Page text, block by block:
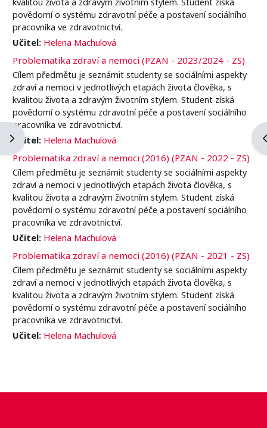
Ouvrir le tiroir des blocs
povědomí o systému zdravotní péče a postavení sociálního
pracovníka ve zdravotnictví.
Učitel: Helena Machulová
Problematika zdraví a nemoci (PZAN - 2023/2024 - ZS)
Cílem předmětu je seznámit studenty se sociálními aspekty
zdraví a nemoci v jednotlivých etapách života člověka, s
kvalitou života a zdravým životním stylem. Student získá
povědomí o systému zdravotní péče a postavení sociálního
pracovníka ve zdravotnictví.
Učitel: Helena Machulová
Problematika zdraví a nemoci (2016) (PZAN - 2022 - ZS)
Cílem předmětu je seznámit studenty se sociálními aspekty
zdraví a nemoci v jednotlivých etapách života člověka, s
kvalitou života a zdravým životním stylem. Student získá
povědomí o systému zdravotní péče a postavení sociálního
pracovníka ve zdravotnictví.
Učitel: Helena Machulová
Problematika zdraví a nemoci (2016) (PZAN - 2021 - ZS)
Cílem předmětu je seznámit studenty se sociálními aspekty
zdraví a nemoci v jednotlivých etapách života člověka, s
kvalitou života a zdravým životním stylem. Student získá
povědomí o systému zdravotní péče a postavení sociálního
pracovníka ve zdravotnictví.
Učitel: Helena Machulová